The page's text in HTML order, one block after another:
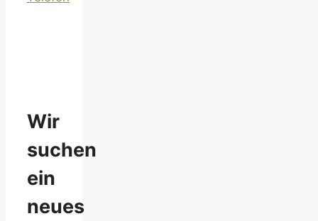
Wir
suchen
ein
neues